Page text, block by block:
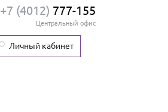
+7 (4012) 777-155
Центральный офис
Личный кабинет